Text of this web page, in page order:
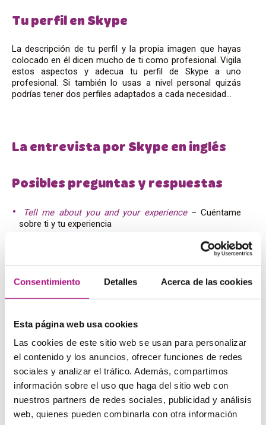
Consentimiento Detalles Acerca de las cookies
Esta página web usa cookies
Las cookies de este sitio web se usan para personalizar
el contenido y los anuncios, ofrecer funciones de redes
sociales y analizar el tráfico. Además, compartimos
información sobre el uso que haga del sitio web con
nuestros partners de redes sociales, publicidad y análisis
web, quienes pueden combinarla con otra información
Tu perfil en Skype
La descripción de tu perfil y la propia imagen que hayas
colocado en él dicen mucho de ti como profesional. Vigila
estos aspectos y adecua tu perfil de Skype a uno
profesional. Si también lo usas a nivel personal quizás
podrías tener dos perfiles adaptados a cada necesidad…
La entrevista por Skype en inglés
Posibles preguntas y respuestas
Tell me about you and your experience– Cuéntame
sobre ti y tu experiencia
I’m a committed, loyal and communicative person
What are your weaknesses?– ¿Cuáles son tus puntos
understand other points of view
terco, pero estoy aprendiendo a entender otros puntos
de vista.
What are your salary expectations?– ¿Cuáles son tus
expectativas salariales?
I think the right salary depends on the degree of
responsibility– Creo que el salario correcto dependerá
del grado de responsabilidad
What was your role in your last job? – ¿Cuál era tu rol